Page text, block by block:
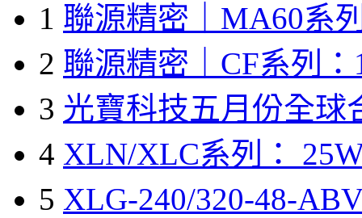
1 聯源精密｜MA60系
2 聯源精密｜CF系列：
3 光寶科技五月份全球
4 XLN/XLC系列：
5 XLG-240/320-48-